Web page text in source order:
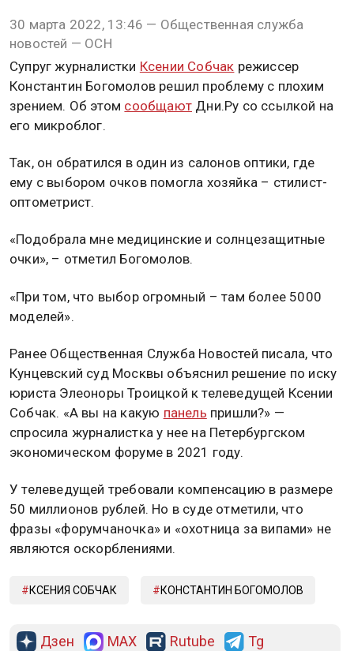
30 марта 2022, 13:46 — Общественная служба
новостей — ОСН
Супруг журналистки Ксении Собчак режиссер
Константин Богомолов решил проблему с плохим
зрением. Об этом сообщают Дни.Ру со ссылкой на
его микроблог.
Так, он обратился в один из салонов оптики, где
ему с выбором очков помогла хозяйка – стилист-
оптометрист.
«Подобрала мне медицинские и солнцезащитные
очки», – отметил Богомолов.
«При том, что выбор огромный – там более 5000
моделей».
Ранее Общественная Служба Новостей писала, что
Кунцевский суд Москвы объяснил решение по иску
юриста Элеоноры Троицкой к телеведущей Ксении
Собчак. «А вы на какую панель пришли?» —
спросила журналистка у нее на Петербургском
экономическом форуме в 2021 году.
У телеведущей требовали компенсацию в размере
50 миллионов рублей. Но в суде отметили, что
фразы «форумчаночка» и «охотница за випами» не
являются оскорблениями.
КСЕНИЯ СОБЧАК КОНСТАНТИН БОГОМОЛОВ
Дзен MAX Rutube Tg